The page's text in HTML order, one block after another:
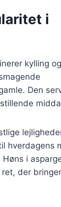
i
kylling
Den
hverdagens
i
der